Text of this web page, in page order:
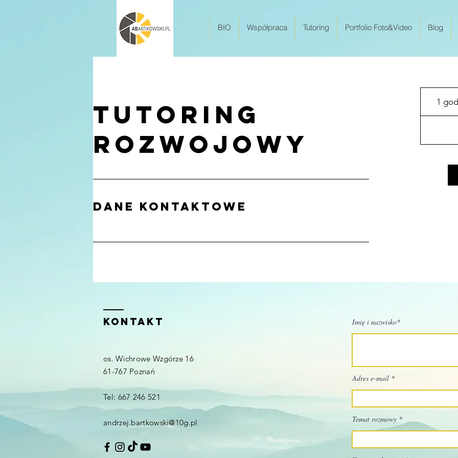
BIO Współpraca Tutoring Portfolio Foto&Video Blog
Tutoring
rozwojowy
Dane kontaktowe
1
Kontakt
os. Wichrowe Wzgórze 16
61-767 Poznań
Tel: 667 246 521
andrzej.bartkowski@10g.pl
Imię i nazwisko*
Adres e-mail
Temat rozmowy